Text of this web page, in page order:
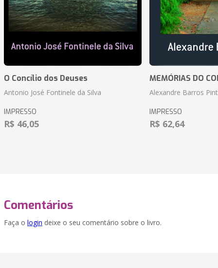
O Concílio dos Deuses
Antonio José Fontinele da Silva
IMPRESSO
R$ 46,05
MEMÓRIAS DO
Alexandre Barros
IMPRESSO
R$ 62,64
Comentários
Faça o login deixe o seu comentário sobre o livro.